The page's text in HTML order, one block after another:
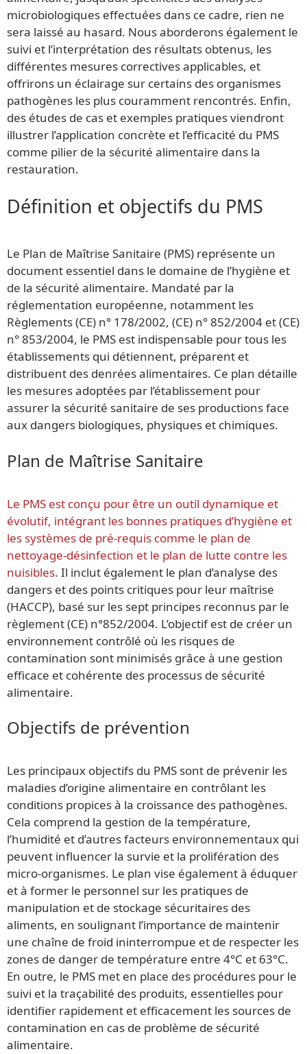
microbiologiques effectuées dans ce cadre, rien ne
sera laissé au hasard. Nous aborderons également le
suivi et l’interprétation des résultats obtenus, les
différentes mesures correctives applicables, et
offrirons un éclairage sur certains des organismes
pathogènes les plus couramment rencontrés. Enfin,
des études de cas et exemples pratiques viendront
illustrer l’application concrète et l’efficacité du PMS
comme pilier de la sécurité alimentaire dans la
restauration.
Définition et objectifs du PMS
Le Plan de Maîtrise Sanitaire (PMS) représente un
document essentiel dans le domaine de l’hygiène et
de la sécurité alimentaire. Mandaté par la
réglementation européenne, notamment les
Règlements (CE) n° 178/2002, (CE) n° 852/2004 et (CE)
n° 853/2004, le PMS est indispensable pour tous les
établissements qui détiennent, préparent et
distribuent des denrées alimentaires. Ce plan détaille
les mesures adoptées par l’établissement pour
assurer la sécurité sanitaire de ses productions face
aux dangers biologiques, physiques et chimiques.
Plan de Maîtrise Sanitaire
Le PMS est conçu pour être un outil dynamique et
évolutif, intégrant les bonnes pratiques d’hygiène et
les systèmes de pré-requis comme le plan de
nettoyage-désinfection et le plan de lutte contre les
nuisibles. Il inclut également le plan d’analyse des
dangers et des points critiques pour leur maîtrise
(HACCP), basé sur les sept principes reconnus par le
règlement (CE) n°852/2004. L’objectif est de créer un
environnement contrôlé où les risques de
contamination sont minimisés grâce à une gestion
efficace et cohérente des processus de sécurité
alimentaire.
Objectifs de prévention
Les principaux objectifs du PMS sont de prévenir les
maladies d’origine alimentaire en contrôlant les
conditions propices à la croissance des pathogènes.
Cela comprend la gestion de la température,
l’humidité et d’autres facteurs environnementaux qui
peuvent influencer la survie et la prolifération des
micro-organismes. Le plan vise également à éduquer
et à former le personnel sur les pratiques de
manipulation et de stockage sécuritaires des
aliments, en soulignant l’importance de maintenir
une chaîne de froid ininterrompue et de respecter les
zones de danger de température entre 4°C et 63°C.
En outre, le PMS met en place des procédures pour le
suivi et la traçabilité des produits, essentielles pour
identifier rapidement et efficacement les sources de
contamination en cas de problème de sécurité
alimentaire.